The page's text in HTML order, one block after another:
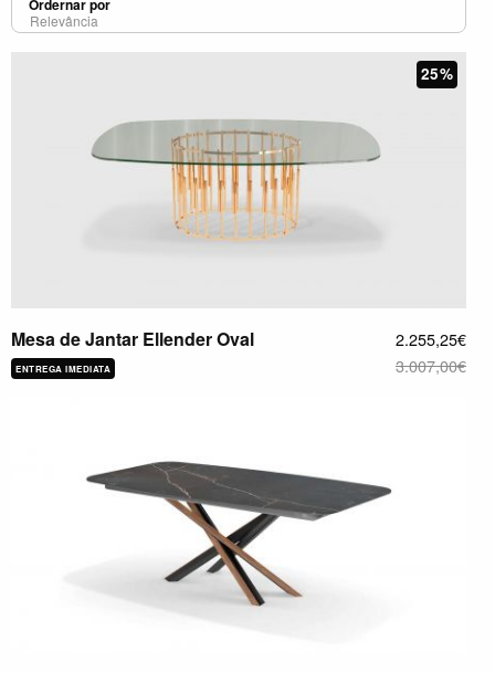
Ordernar por
25%
Mesa de Jantar Ellender Oval
ENTREGA IMEDIATA
2.255,25€
3.007,00€